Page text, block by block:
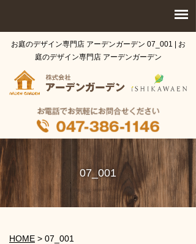
お庭のデザイン専門店 アーデンガーデン 07_001 | お
庭のデザイン専門店 アーデンガーデン
07_001
HOME > 07_001